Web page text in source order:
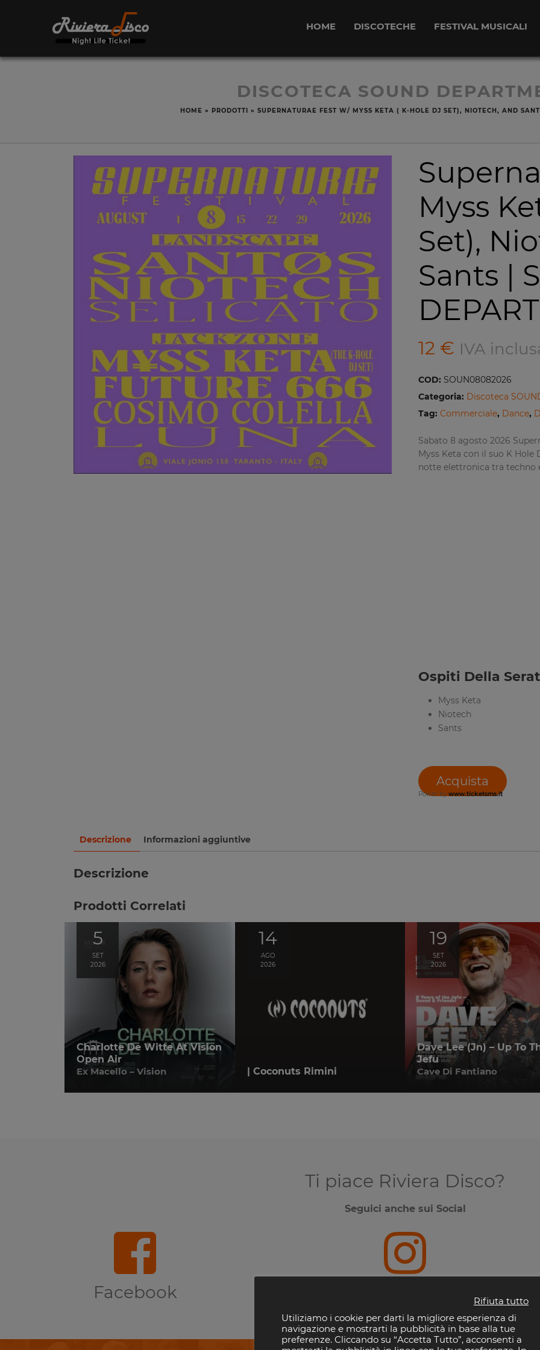
HOME DISCOTECHE FESTIVAL MUSICALI
DISCOTECA SOUND
HOME » PRODOTTI » SUPERNATURAE FEST W/ MYSS KETA ( K-HOLE DJ SET), NIOTECH, AND
Myss
Set),
Sants |
12 € IVA
COD: SOUN08082026
Categoria: Discoteca
Tag: Commerciale, Dance,
Sabato 8 agosto 2026
Myss Keta con il suo K
notte elettronica tra techno
Ospiti Della
Myss Keta
Niotech
Sants
Acquista
Power by www.ticketsms.it
Descrizione Informazioni aggiuntive
Descrizione
Prodotti Correlati
5
SET
2026
Charlotte De Witte At Vision
Open Air
Ex Macello – Vision
14
AGO
2026
| Coconuts Rimini
19
SET
2026
Dave Lee (Jn) – Up To
Jefu
Cave Di Fantiano
Ti piace Riviera Disco?
Seguici anche sui Social
Facebook
Rifiuta tutto
Utiliziamo i cookie per darti la migliore esperienza di
navigazione e mostrarti la pubblicità in base alla tue
preferenze. Cliccando su “Accetta Tutto”, acconsenti a